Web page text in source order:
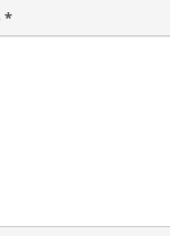
*